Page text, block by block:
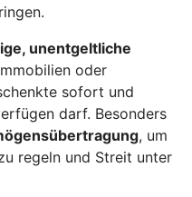
unentgeltliche
oder
sofort und
darf. Besonders
, um
regeln und Streit unter